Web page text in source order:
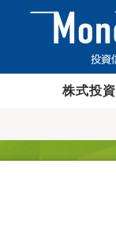
株式投資